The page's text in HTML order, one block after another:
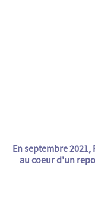
En septembre
au coeur d'un